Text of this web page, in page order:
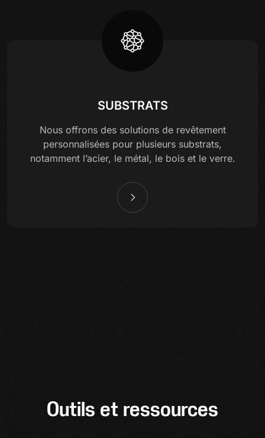
SUBSTRATS
Nous offrons des solutions de revêtement
personnalisées pour plusieurs substrats,
notamment l’acier, le métal, le bois et le verre.
Outils et ressources